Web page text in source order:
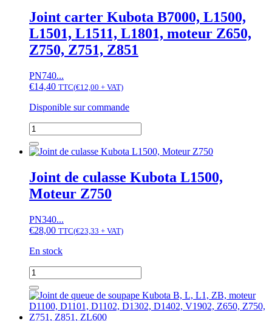
de
pistons
Kubota
B,
L,
ZL,
moteur
Z750,
Z751,
D1100,
D1102,
V1500,
V1502
Joint carter Kubota B7000, L1500,
L1501, L1511, L1801, moteur Z650,
Z750, Z751, Z851
PN740...
€14,40 TTC(€12,00 + VAT)
Disponible sur commande
quantité
de
Joint
Kubota
B7000,
L1500,
L1501,
L1511,
L1801,
moteur
Z650,
Z750,
Z751,
Z851
Joint de culasse Kubota L1500,
Moteur Z750
PN340...
€28,00 TTC(€23,33 + VAT)
En stock
quantité
de
Joint
de
culasse